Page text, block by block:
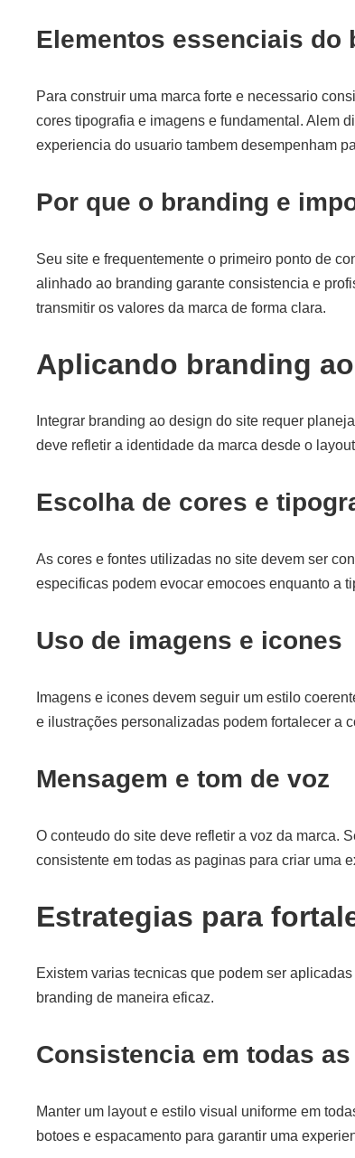
Elementos essenciais do
Para construir uma marca forte e necessario
cores tipografia e imagens e fundamental. Alem
experiencia do usuario tambem desempenham
Por que o branding e
Seu site e frequentemente o primeiro ponto de
alinhado ao branding garante consistencia e
transmitir os valores da marca de forma clara.
Aplicando branding
Integrar branding ao design do site requer
deve refletir a identidade da marca desde o
Escolha de cores e
As cores e fontes utilizadas no site devem ser
especificas podem evocar emocoes enquanto a
Uso de imagens e icones
Imagens e icones devem seguir um estilo
e ilustrações personalizadas podem fortalecer a
Mensagem e tom de voz
O conteudo do site deve refletir a voz da marca.
consistente em todas as paginas para criar uma
Estrategias para
Existem varias tecnicas que podem ser
branding de maneira eficaz.
Consistencia em todas
Manter um layout e estilo visual uniforme em
botoes e espacamento para garantir uma